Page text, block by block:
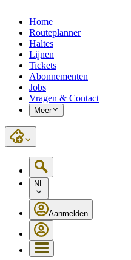
Home
Routeplanner
Haltes
Lijnen
Tickets
Abonnementen
Jobs
Vragen & Contact
Meer
NL
Aanmelden